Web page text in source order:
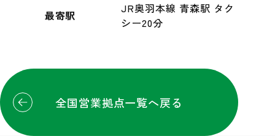
最寄駅
JR奥羽本線 青森駅 タク
シー20分
全国営業拠点一覧へ戻る